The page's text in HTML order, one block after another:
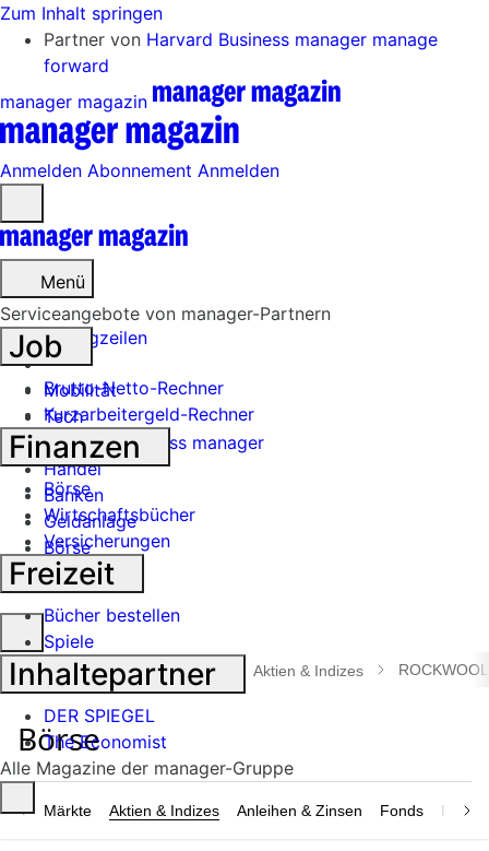
Zum Inhalt springen
Partner von Harvard Business manager manage
forward
manager magazin
Anmelden Abonnement Anmelden
öffnen
Menü
Schlagzeilen
Mobilität
Tech
Harvard Business manager
Handel
Banken
Geldanlage
Börse
Industrie
Suche
öffnen
manager magazin Börse Aktien & Indizes
Märkte Aktien & Indizes Anleihen & Zinsen Fonds
Serviceangebote von manager-Partnern
Job
Brutto-Netto-Rechner
Kurzarbeitergeld-Rechner
Finanzen
Börse
Wirtschaftsbücher
Versicherungen
Freizeit
Bücher bestellen
Spiele
Inhaltepartner
DER SPIEGEL
The Economist
Alle Magazine der manager-Gruppe